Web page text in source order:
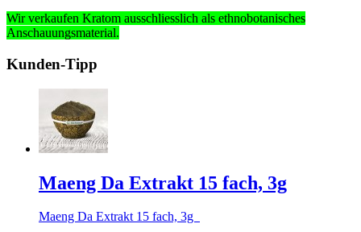
Wir verkaufen Kratom ausschliesslich als ethnobotanisches
Anschauungsmaterial.
Kunden-Tipp
Maeng Da Extrakt 15 fach, 3g
Maeng Da Extrakt 15 fach, 3g